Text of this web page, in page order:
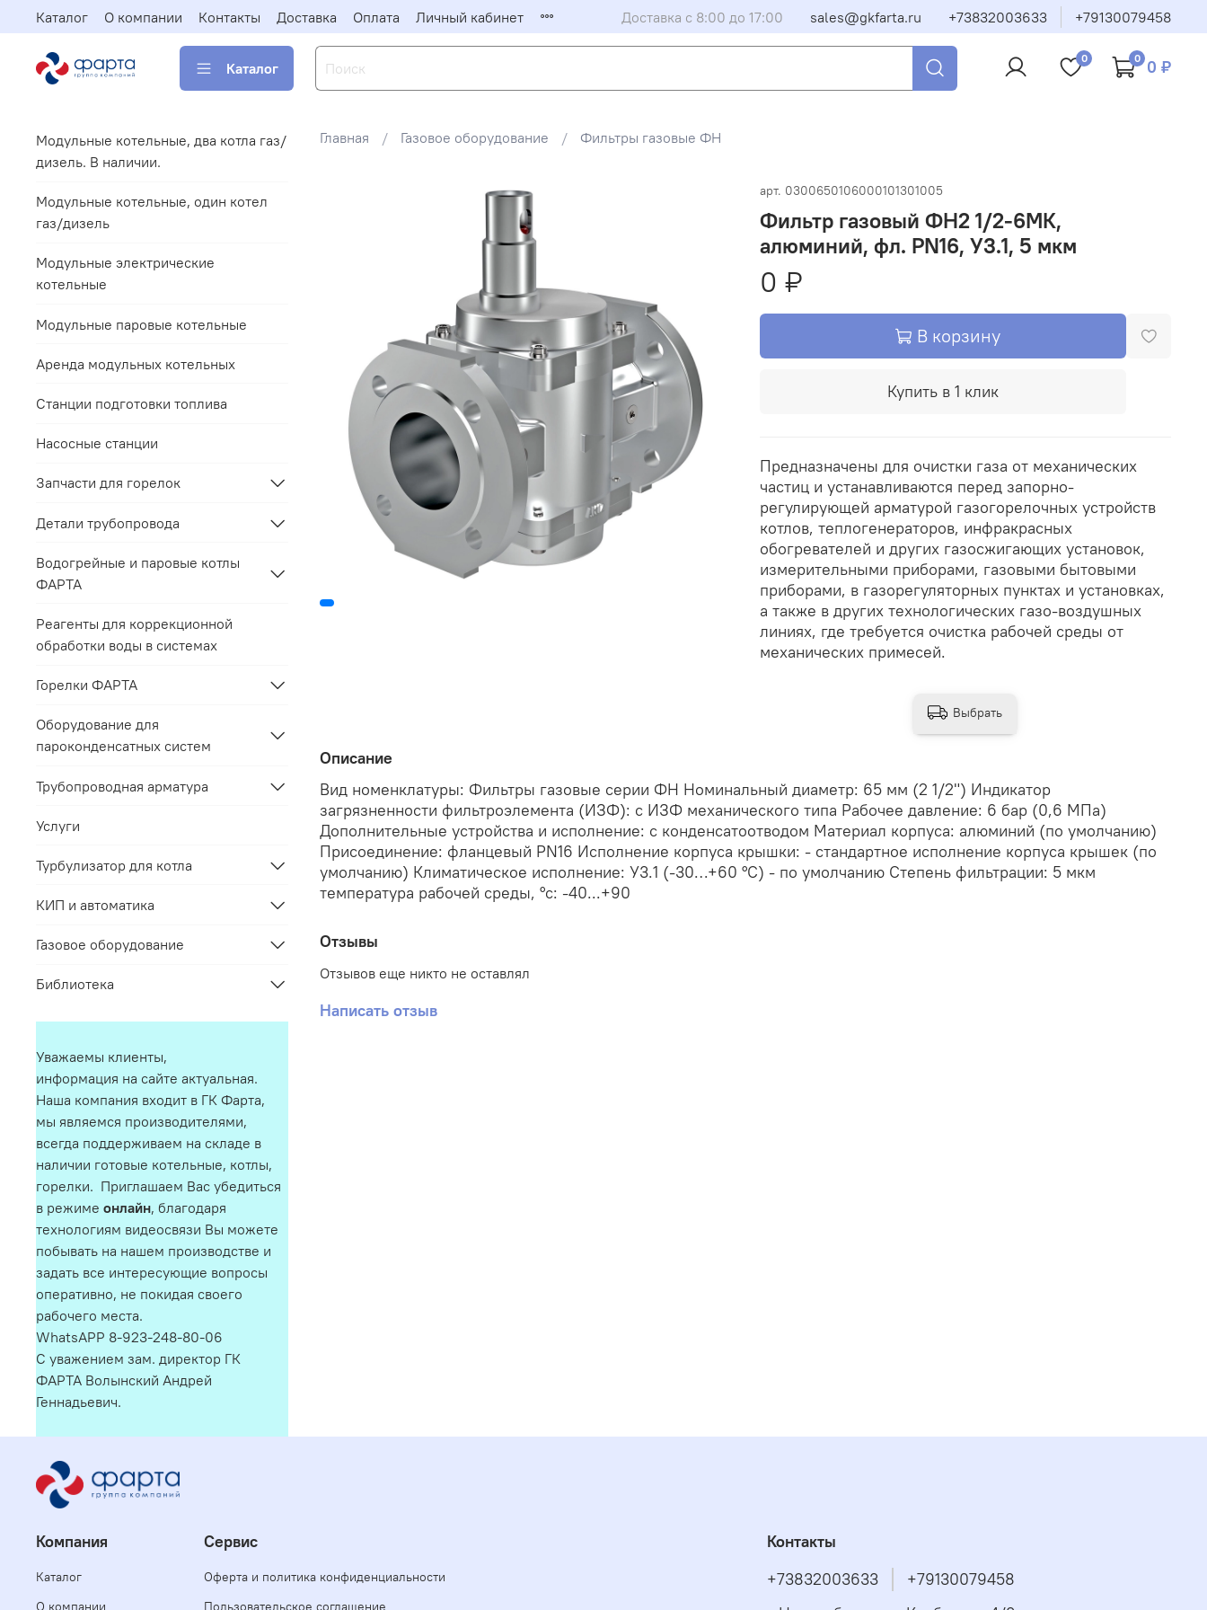
Каталог О компании Контакты Доставка Оплата Личный кабинет Доставка с 8:00 до 17:00 sales@gkfarta.ru +73832003633 +79130079458
Каталог
0 0 0 ₽
Главная Газовое оборудование Фильтры газовые ФН
арт. 0300650106000101301005
Фильтр газовый ФН2 1/2-6МК,
алюминий, фл. PN16, У3.1, 5 мкм
0 ₽
В корзину
Купить в 1 клик
Предназначены для очистки газа от механических
частиц и устанавливаются перед запорно-
регулирующей арматурой газогорелочных устройств
котлов, теплогенераторов, инфракрасных
обогревателей и других газосжигающих установок,
измерительными приборами, газовыми бытовыми
приборами, в газорегуляторных пунктах и установках,
а также в других технологических газо-воздушных
линиях, где требуется очистка рабочей среды от
механических примесей.
Описание
Вид номенклатуры: Фильтры газовые серии ФН Номинальный диаметр: 65 мм (2 1/2") Индикатор
загрязненности фильтроэлемента (ИЗФ): с ИЗФ механического типа Рабочее давление: 6 бар (0,6 МПа)
Дополнительные устройства и исполнение: с конденсатоотводом Материал корпуса: алюминий (по умолчанию)
Присоединение: фланцевый PN16 Исполнение корпуса крышки: - стандартное исполнение корпуса крышек (по
умолчанию) Климатическое исполнение: У3.1 (-30…+60 °С) - по умолчанию Степень фильтрации: 5 мкм
температура рабочей среды, °с: -40...+90
Отзывы
Отзывов еще никто не оставлял
Написать отзыв
Выбрать
Модульные котельные, два котла газ/
дизель. В наличии.
Модульные котельные, один котел
газ/дизель
Модульные электрические
котельные
Модульные паровые котельные
Аренда модульных котельных
Станции подготовки топлива
Насосные станции
Запчасти для горелок
Детали трубопровода
Водогрейные и паровые котлы
ФАРТА
Реагенты для коррекционной
обработки воды в системах
Горелки ФАРТА
Оборудование для
пароконденсатных систем
Трубопроводная арматура
Услуги
Турбулизатор для котла
КИП и автоматика
Газовое оборудование
Библиотека
Уважаемы клиенты,
информация на сайте актуальная.
Наша компания входит в ГК Фарта,
мы являемся производителями,
всегда поддерживаем на складе в
наличии готовые котельные, котлы,
горелки. Приглашаем Вас убедиться
в режиме онлайн, благодаря
технологиям видеосвязи Вы можете
побывать на нашем производстве и
задать все интересующие вопросы
оперативно, не покидая своего
рабочего места.
WhatsAPP 8-923-248-80-06
С уважением зам. директор ГК
ФАРТА Волынский Андрей
Геннадьевич.
Компания
Каталог
О компании
Сервис
Оферта и политика конфиденциальности
Пользовательское соглашение
Контакты
+73832003633
+79130079458